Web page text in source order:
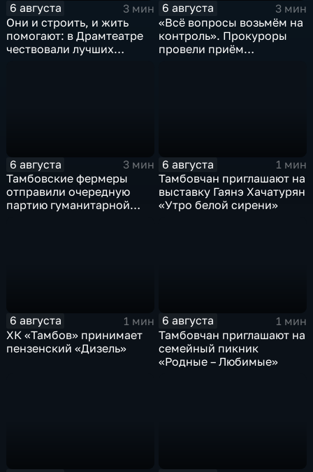
6 августа
3 мин
Они и строить, и жить
помогают: в Драмтеатре
чествовали лучших
6 августа
3 мин
«Всё вопросы возьмём на
контроль». Прокуроры
провели приём
6 августа
3 мин
Тамбовские фермеры
отправили очередную
партию гуманитарной
6 августа
1 мин
Тамбовчан приглашают на
выставку Гаянэ Хачатурян
«Утро белой сирени»
6 августа
1 мин
ХК «Тамбов» принимает
пензенский «Дизель»
6 августа
1 мин
Тамбовчан приглашают на
семейный пикник
«Родные – Любимые»